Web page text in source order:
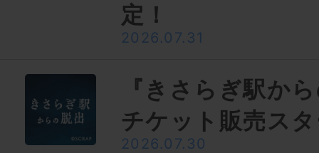
定！
2026.07.31
『きさらぎ駅か
チケット販売ス
2026.07.30